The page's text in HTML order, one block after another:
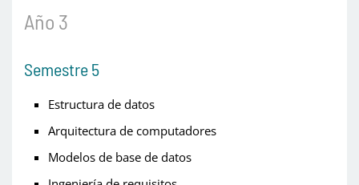
Año 3
Semestre 5
Estructura de datos
Arquitectura de computadores
Modelos de base de datos